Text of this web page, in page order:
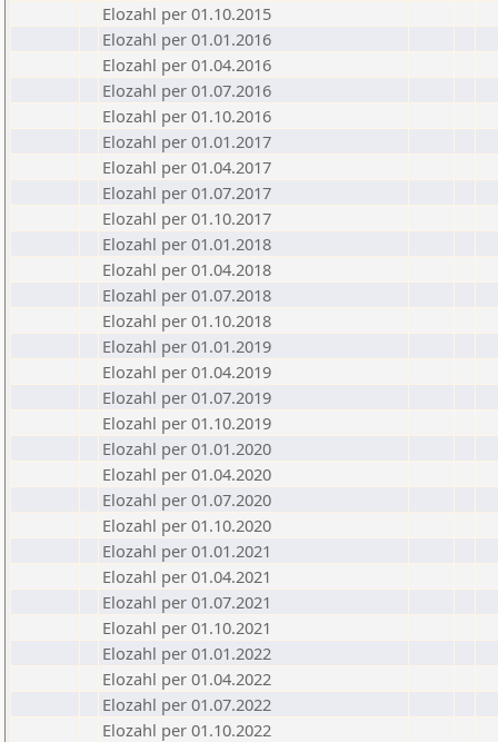
Elozahl per 01.10.2015
Elozahl per 01.01.2016
Elozahl per 01.04.2016
Elozahl per 01.07.2016
Elozahl per 01.10.2016
Elozahl per 01.01.2017
Elozahl per 01.04.2017
Elozahl per 01.07.2017
Elozahl per 01.10.2017
Elozahl per 01.01.2018
Elozahl per 01.04.2018
Elozahl per 01.07.2018
Elozahl per 01.10.2018
Elozahl per 01.01.2019
Elozahl per 01.04.2019
Elozahl per 01.07.2019
Elozahl per 01.10.2019
Elozahl per 01.01.2020
Elozahl per 01.04.2020
Elozahl per 01.07.2020
Elozahl per 01.10.2020
Elozahl per 01.01.2021
Elozahl per 01.04.2021
Elozahl per 01.07.2021
Elozahl per 01.10.2021
Elozahl per 01.01.2022
Elozahl per 01.04.2022
Elozahl per 01.07.2022
Elozahl per 01.10.2022